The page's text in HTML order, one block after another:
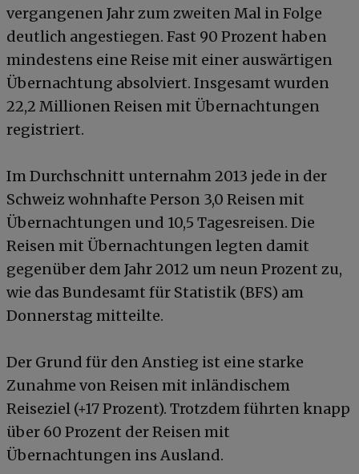
vergangenen Jahr zum zweiten Mal in Folge
deutlich angestiegen. Fast 90 Prozent haben
mindestens eine Reise mit einer auswärtigen
Übernachtung absolviert. Insgesamt wurden
22,2 Millionen Reisen mit Übernachtungen
registriert.
Im Durchschnitt unternahm 2013 jede in der
Schweiz wohnhafte Person 3,0 Reisen mit
Übernachtungen und 10,5 Tagesreisen. Die
Reisen mit Übernachtungen legten damit
gegenüber dem Jahr 2012 um neun Prozent zu,
wie das Bundesamt für Statistik (BFS) am
Donnerstag mitteilte.
Der Grund für den Anstieg ist eine starke
Zunahme von Reisen mit inländischem
Reiseziel (+17 Prozent). Trotzdem führten knapp
über 60 Prozent der Reisen mit
Übernachtungen ins Ausland.